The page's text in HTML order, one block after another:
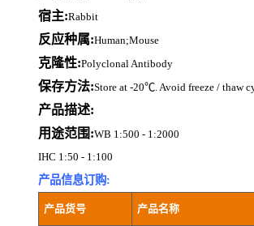
宿主:Rabbit
反应种属:Human;Mouse
克隆性:Polyclonal Antibody
保存方法:Store at -20℃. Avoid freeze / thaw
产品描述:
用途范围:WB 1:500 - 1:2000
IHC 1:50 - 1:100
产品信息订购:
产品货号 产品名称